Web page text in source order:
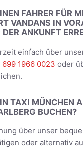
FAHRER FÜR
VANDANS IN
ANKUNFT
einfach über
1966 0023 oder
TAXI MÜNCHEN
BUCHEN?
über unser
oder alternativ